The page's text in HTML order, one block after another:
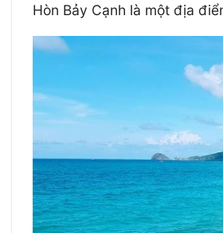
Hòn Bảy Cạnh là một địa